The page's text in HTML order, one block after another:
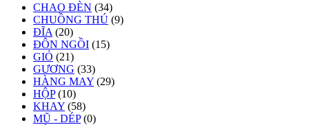
CHAO ĐÈN (34)
CHUỒNG THÚ (9)
ĐĨA (20)
ĐÔN NGỒI (15)
GIỎ (21)
GƯƠNG (33)
HÀNG MAY (29)
HỘP (10)
KHAY (58)
MŨ - DÉP (0)